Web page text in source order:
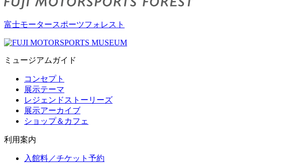
富士モータースポーツフォレスト
ミュージアムガイド
コンセプト
展示テーマ
レジェンドストーリーズ
展示アーカイブ
ショップ＆カフェ
利用案内
入館料／チケット予約